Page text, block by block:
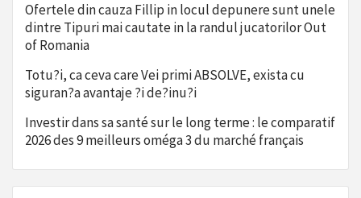
Ofertele din cauza Fillip in locul depunere sunt unele
dintre Tipuri mai cautate in la randul jucatorilor Out
of Romania
Totu?i, ca ceva care Vei primi ABSOLVE, exista cu
siguran?a avantaje ?i de?inu?i
Investir dans sa santé sur le long terme : le comparatif
2026 des 9 meilleurs oméga 3 du marché français